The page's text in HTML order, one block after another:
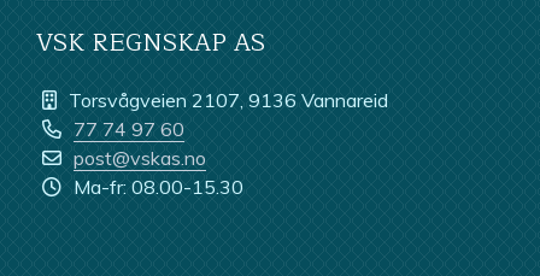
VSK REGNSKAP AS
Torsvågveien 2107, 9136 Vannareid
77 74 97 60
post@vskas.no
Ma-fr: 08.00-15.30